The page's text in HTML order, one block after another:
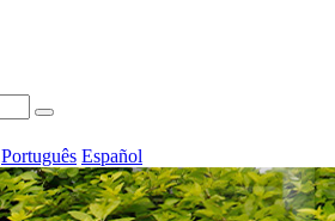
Português Español